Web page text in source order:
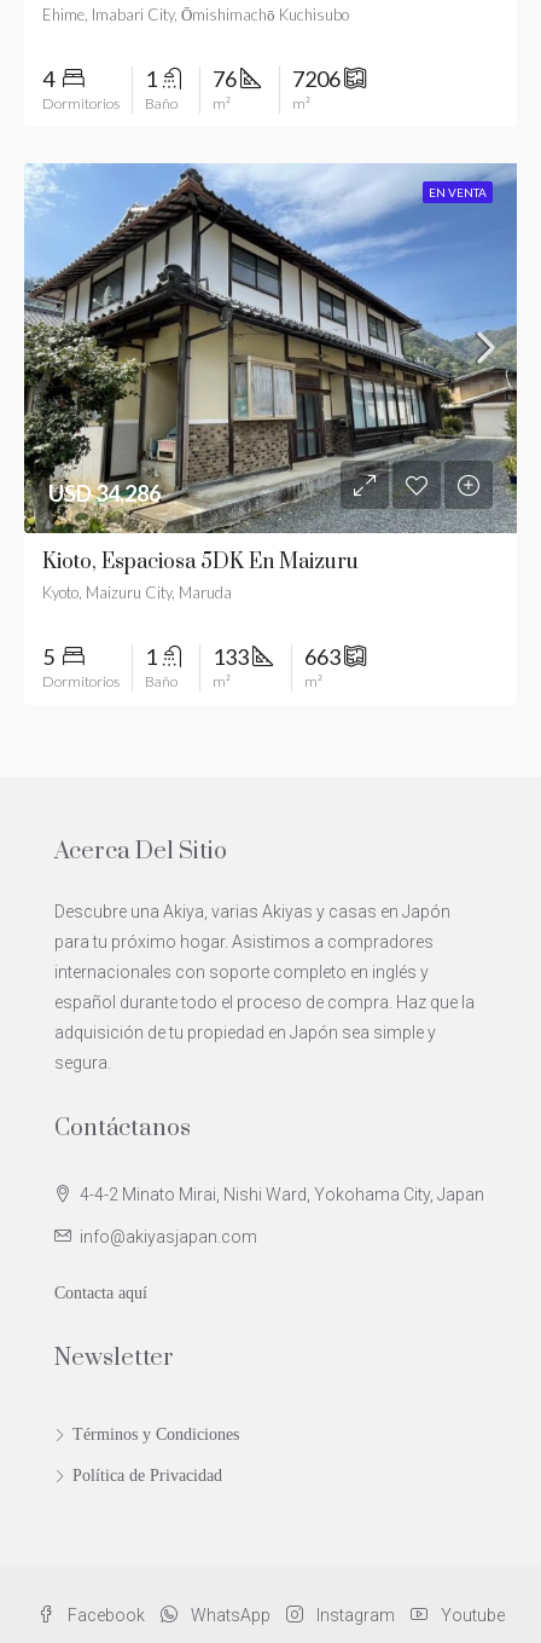
Ehime, Imabari City, Ōmishimachō Kuchisubo
4
Dormitorios
1
Baño
76
m²
7206
m²
EN VENTA
USD 34,286
Kioto, Espaciosa 5DK En Maizuru
Kyoto, Maizuru City, Maruda
5
Dormitorios
1
Baño
133
m²
663
m²
Acerca Del Sitio
Descubre una Akiya, varias Akiyas y casas en Japón
para tu próximo hogar. Asistimos a compradores
internacionales con soporte completo en inglés y
español durante todo el proceso de compra. Haz que la
adquisición de tu propiedad en Japón sea simple y
segura.
Contáctanos
4-4-2 Minato Mirai, Nishi Ward, Yokohama City, Japan
info@akiyasjapan.com
Contacta aquí
Newsletter
Términos y Condiciones
Política de Privacidad
Facebook WhatsApp Instagram Youtube